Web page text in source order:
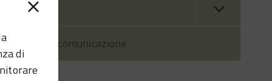
di
Contatti
Prodotti di comunicazione